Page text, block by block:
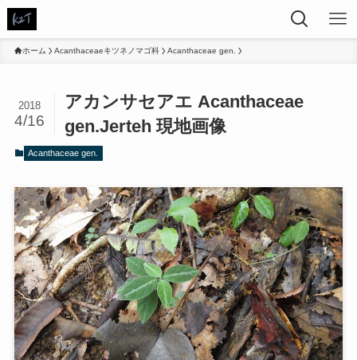
ホーム Acanthaceaeキツネノマゴ科 Acanthaceae gen.
アカンサセアエ Acanthaceae
gen.Jerteh 現地画像
2018
4/16
Acanthaceae gen.